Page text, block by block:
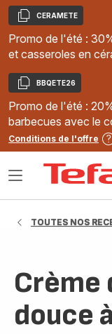
Copier
CERAMETE
Promo de l'été :
et casseroles en
Copier
BBQETE26
Promo de l'été :
barbecues avec le
Conditions de l'offre
Ouvrir
TOUTES NOS
Crème
douce